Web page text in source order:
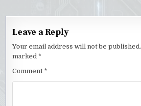
Leave a Reply
Your email address will not be published.
marked *
Comment *